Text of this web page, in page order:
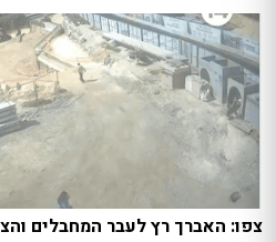
צפו: האברך רץ לעבר המחבלים